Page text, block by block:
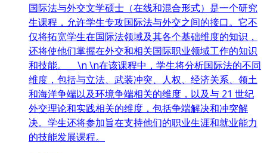
国际法与外交文学硕士（在线和混合形式）是一个研究
生课程，允许学生专攻国际法与外交之间的接口。它不
仅将拓宽学生在国际法领域及其各个基础维度的知识，
还将使他们掌握在外交和相关国际职业领域工作的知识
和技能。__ \n \n在该课程中，学生将分析国际法的不同
维度，包括与立法、武装冲突、人权、经济关系、领土
和海洋争端以及环境争端相关的维度，以及与 21 世纪
外交理论和实践相关的维度，包括争端解决和冲突解
决。学生还将参加旨在支持他们的职业生涯和就业能力
的技能发展课程。